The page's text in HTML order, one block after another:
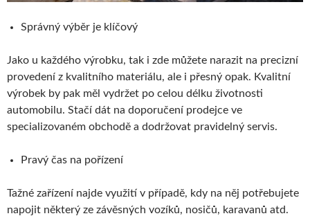
Správný výběr je klíčový
Jako u každého výrobku, tak i zde můžete narazit na precizní
provedení z kvalitního materiálu, ale i přesný opak. Kvalitní
výrobek by pak měl vydržet po celou délku životnosti
automobilu. Stačí dát na doporučení prodejce ve
specializovaném obchodě a dodržovat pravidelný servis.
Pravý čas na pořízení
Tažné zařízení najde využití v případě, kdy na něj potřebujete
napojit některý ze závěsných vozíků, nosičů, karavanů atd.